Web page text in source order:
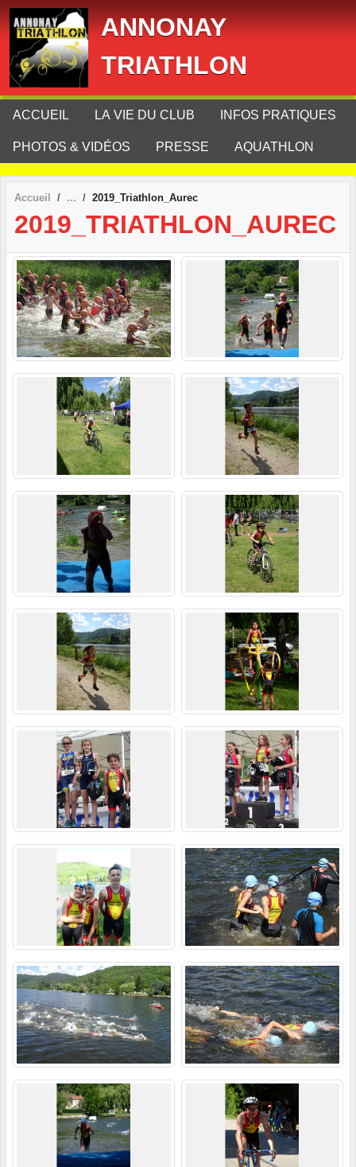
ANNONAY
TRIATHLON
ACCUEIL LA VIE DU CLUB INFOS PRATIQUES
PHOTOS & VIDÉOS PRESSE AQUATHLON
Accueil 2019_Triathlon_Aurec
2019_TRIATHLON_AUREC
Panneau de gestion des cookies